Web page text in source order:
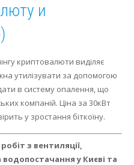
и
криптовалюти виділяє
утилізувати за допомогою
в систему опалення, що
компаній. Ціна за 30кВт
у зростання біткоїну.
з вентиляції,
у Києві та